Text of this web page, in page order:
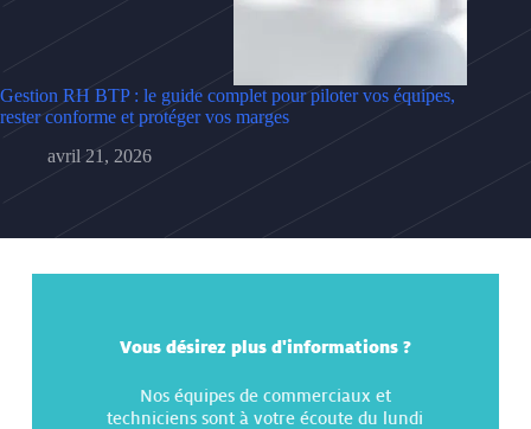
Gestion RH BTP : le guide complet pour piloter vos équipes,
rester conforme et protéger vos marges
avril 21, 2026
Vous désirez plus d'informations ?
Nos équipes de commerciaux et
techniciens sont à votre écoute du lundi